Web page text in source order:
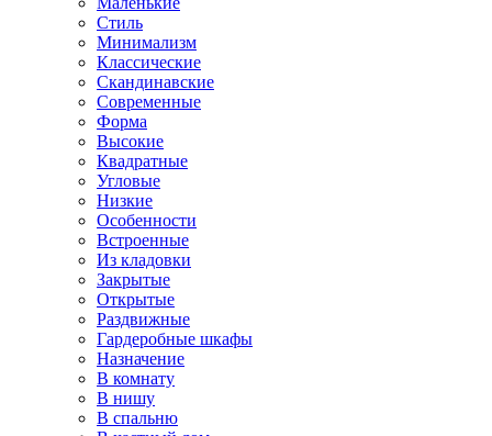
Стиль
Минимализм
Классические
Скандинавские
Современные
Форма
Высокие
Квадратные
Угловые
Низкие
Особенности
Встроенные
Из кладовки
Закрытые
Открытые
Раздвижные
Гардеробные шкафы
Назначение
В комнату
В нишу
В спальню